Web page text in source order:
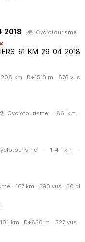
2018
Cyclotourisme ·
61 KM 29 04 2018
km · D+1510 m · 676 vus
Cyclotourisme · 86 km ·
· 114 km ·
· 167 km · 390 vus · 30 dl
km · D+850 m · 527 vus ·